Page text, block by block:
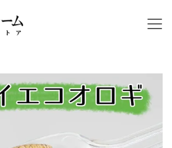
ギ L 200g